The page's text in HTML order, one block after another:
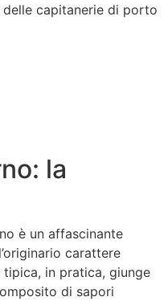
capitanerie di porto
la
è un affascinante
carattere
in pratica, giunge
di sapori